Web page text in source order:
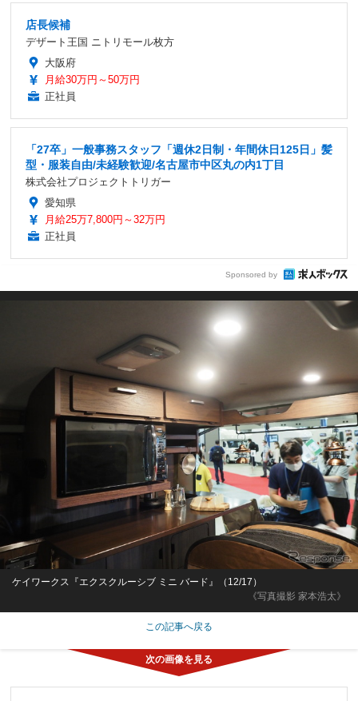
店長候補
デザート王国 ニトリモール枚方
大阪府
月給30万円～50万円
正社員
「27卒」一般事務スタッフ「週休2日制・年間休日125日」髪
型・服装自由/未経験歓迎/名古屋市中区丸の内1丁目
株式会社プロジェクトトリガー
愛知県
月給25万7,800円～32万円
正社員
Sponsored by
《写真撮影 家本浩太》
ケイワークス『エクスクルーシブ ミニ バード』（12/17）
この記事へ戻る